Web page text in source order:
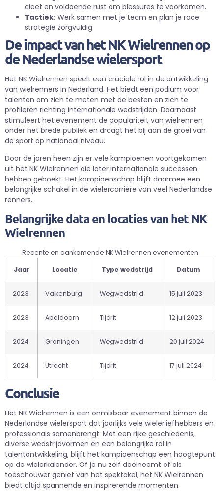
dieet en voldoende rust om blessures te voorkomen.
Tactiek: Werk samen met je team en plan je race
strategie zorgvuldig.
De impact van het NK Wielrennen op
de Nederlandse wielersport
Het NK Wielrennen speelt een cruciale rol in de ontwikkeling
van wielrenners in Nederland. Het biedt een podium voor
talenten om zich te meten met de besten en zich te
profileren richting internationale wedstrijden. Daarnaast
stimuleert het evenement de populariteit van wielrennen
onder het brede publiek en draagt het bij aan de groei van
de sport op nationaal niveau.
Door de jaren heen zijn er vele kampioenen voortgekomen
uit het NK Wielrennen die later internationale successen
hebben geboekt. Het kampioenschap blijft daarmee een
belangrijke schakel in de wielercarrière van veel Nederlandse
renners.
Belangrijke data en locaties van het NK
Wielrennen
Recente en aankomende NK Wielrennen evenementen
Jaar Locatie Type wedstrijd Datum
2023 Valkenburg Wegwedstrijd 15 juli 2023
2023 Apeldoorn Tijdrit 12 juli 2023
2024 Groningen Wegwedstrijd 20 juli 2024
2024 Utrecht Tijdrit 17 juli 2024
Conclusie
Het NK Wielrennen is een onmisbaar evenement binnen de
Nederlandse wielersport dat jaarlijks vele wielerliefhebbers en
professionals samenbrengt. Met een rijke geschiedenis,
diverse wedstrijdvormen en een belangrijke rol in
talentontwikkeling, blijft het kampioenschap een hoogtepunt
op de wielerkalender. Of je nu zelf deelneemt of als
toeschouwer geniet van het spektakel, het NK Wielrennen
biedt altijd spannende en inspirerende momenten.